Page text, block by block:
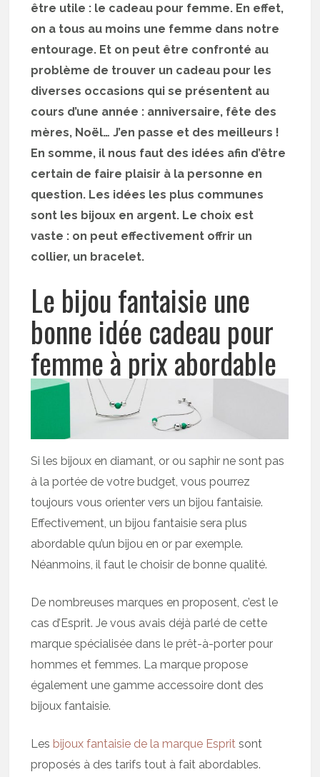
être utile : le cadeau pour femme. En effet,
on a tous au moins une femme dans notre
entourage. Et on peut être confronté au
problème de trouver un cadeau pour les
diverses occasions qui se présentent au
cours d’une année : anniversaire, fête des
mères, Noël… J’en passe et des meilleurs !
En somme, il nous faut des idées afin d’être
certain de faire plaisir à la personne en
question. Les idées les plus communes
sont les bijoux en argent. Le choix est
vaste : on peut effectivement offrir un
collier, un bracelet.
Le bijou fantaisie une
bonne idée cadeau pour
femme à prix abordable
Si les bijoux en diamant, or ou saphir ne sont pas
à la portée de votre budget, vous pourrez
toujours vous orienter vers un bijou fantaisie.
Effectivement, un bijou fantaisie sera plus
abordable qu’un bijou en or par exemple.
Néanmoins, il faut le choisir de bonne qualité.
De nombreuses marques en proposent, c’est le
cas d’Esprit. Je vous avais déjà parlé de cette
marque spécialisée dans le prêt-à-porter pour
hommes et femmes. La marque propose
également une gamme accessoire dont des
bijoux fantaisie.
Les bijoux fantaisie de la marque Esprit sont
proposés à des tarifs tout à fait abordables.